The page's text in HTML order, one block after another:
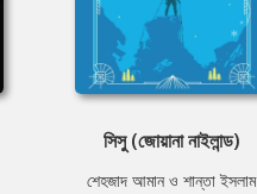
সিসু (জোয়ানা নাইলান্ড)
শেহজাদ আমান ও শান্তা ইসলাম